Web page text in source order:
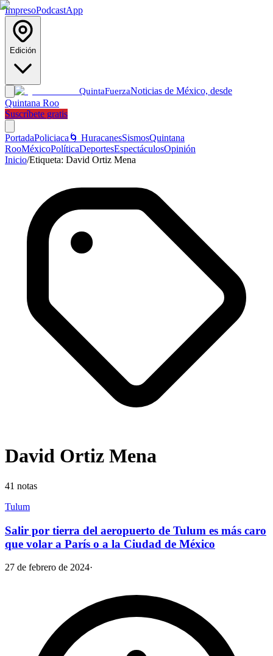
ImpresoPodcastApp
Edición
QuintaFuerzaNoticias de México, desde
Quintana Roo
Suscríbete gratis
PortadaPoliciaca 🌀 HuracanesSismosQuintana
RooMéxicoPolíticaDeportesEspectáculosOpinión
Inicio/Etiqueta: David Ortiz Mena
David Ortiz Mena
41 notas
Tulum
Salir por tierra del aeropuerto de Tulum es más caro
que volar a París o a la Ciudad de México
27 de febrero de 2024·